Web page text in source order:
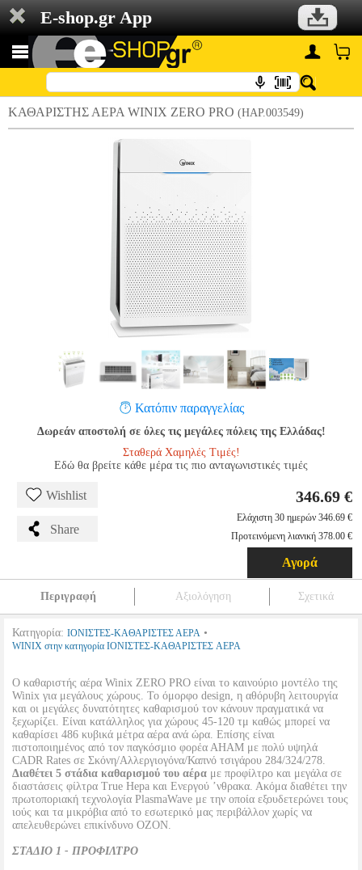
E-shop.gr App
ΚΑΘΑΡΙΣΤΗΣ ΑΕΡΑ WINIX ZERO PRO (HAP.003549)
Κατόπιν παραγγελίας
Δωρεάν αποστολή σε όλες τις μεγάλες πόλεις της Ελλάδας!
Σταθερά Χαμηλές Τιμές!
Εδώ θα βρείτε κάθε μέρα τις πιο ανταγωνιστικές τιμές
Wishlist
Share
346.69 €
Ελάχιστη 30 ημερών 346.69 €
Προτεινόμενη λιανική 378.00 €
Αγορά
Περιγραφή Αξιολόγηση Σχετικά
Κατηγορία: ΙΟΝΙΣΤΕΣ-ΚΑΘΑΡΙΣΤΕΣ ΑΕΡΑ •
WINIX στην κατηγορία ΙΟΝΙΣΤΕΣ-ΚΑΘΑΡΙΣΤΕΣ ΑΕΡΑ
Ο καθαριστής αέρα Winix ZERO PRO είναι το καινούριο μοντέλο της
Winix για μεγάλους χώρους. Το όμορφο design, η αθόρυβη λειτουργία
και οι μεγάλες δυνατότητες καθαρισμού τον κάνουν πραγματικά να
ξεχωρίζει. Είναι κατάλληλος για χώρους 45-120 τμ καθώς μπορεί να
καθαρίσει 486 κυβικά μέτρα αέρα ανά ώρα. Επίσης είναι
πιστοποιημένος από τον παγκόσμιο φορέα ΑΗΑΜ με πολύ υψηλά
CADR Rates σε Σκόνη/Αλλεργιογόνα/Καπνό τσιγάρου 284/324/278.
Διαθέτει 5 στάδια καθαρισμού του αέρα με προφίλτρο και μεγάλα σε
διαστάσεις φίλτρα True Hepa και Ενεργού ’νθρακα. Ακόμα διαθέτει την
πρωτοποριακή τεχνολογία PlasmaWave με την οποία εξουδετερώνει τους
ιούς και τα μικρόβια από το εσωτερικό μας περιβάλλον χωρίς να
απελευθερώνει επικίνδυνο ΟΖΟΝ.
ΣΤΑΔΙΟ 1 - ΠΡΟΦΙΛΤΡΟ